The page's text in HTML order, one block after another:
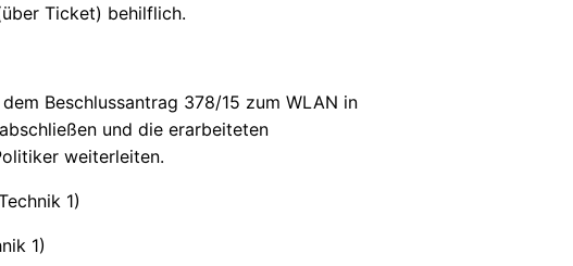
Ticket) behilflich.
Beschlussantrag 378/15 zum WLAN in
und die erarbeiteten
weiterleiten.
1)
1)